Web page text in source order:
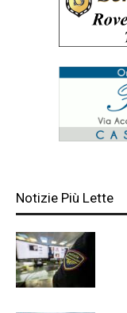
Notizie Più Lette